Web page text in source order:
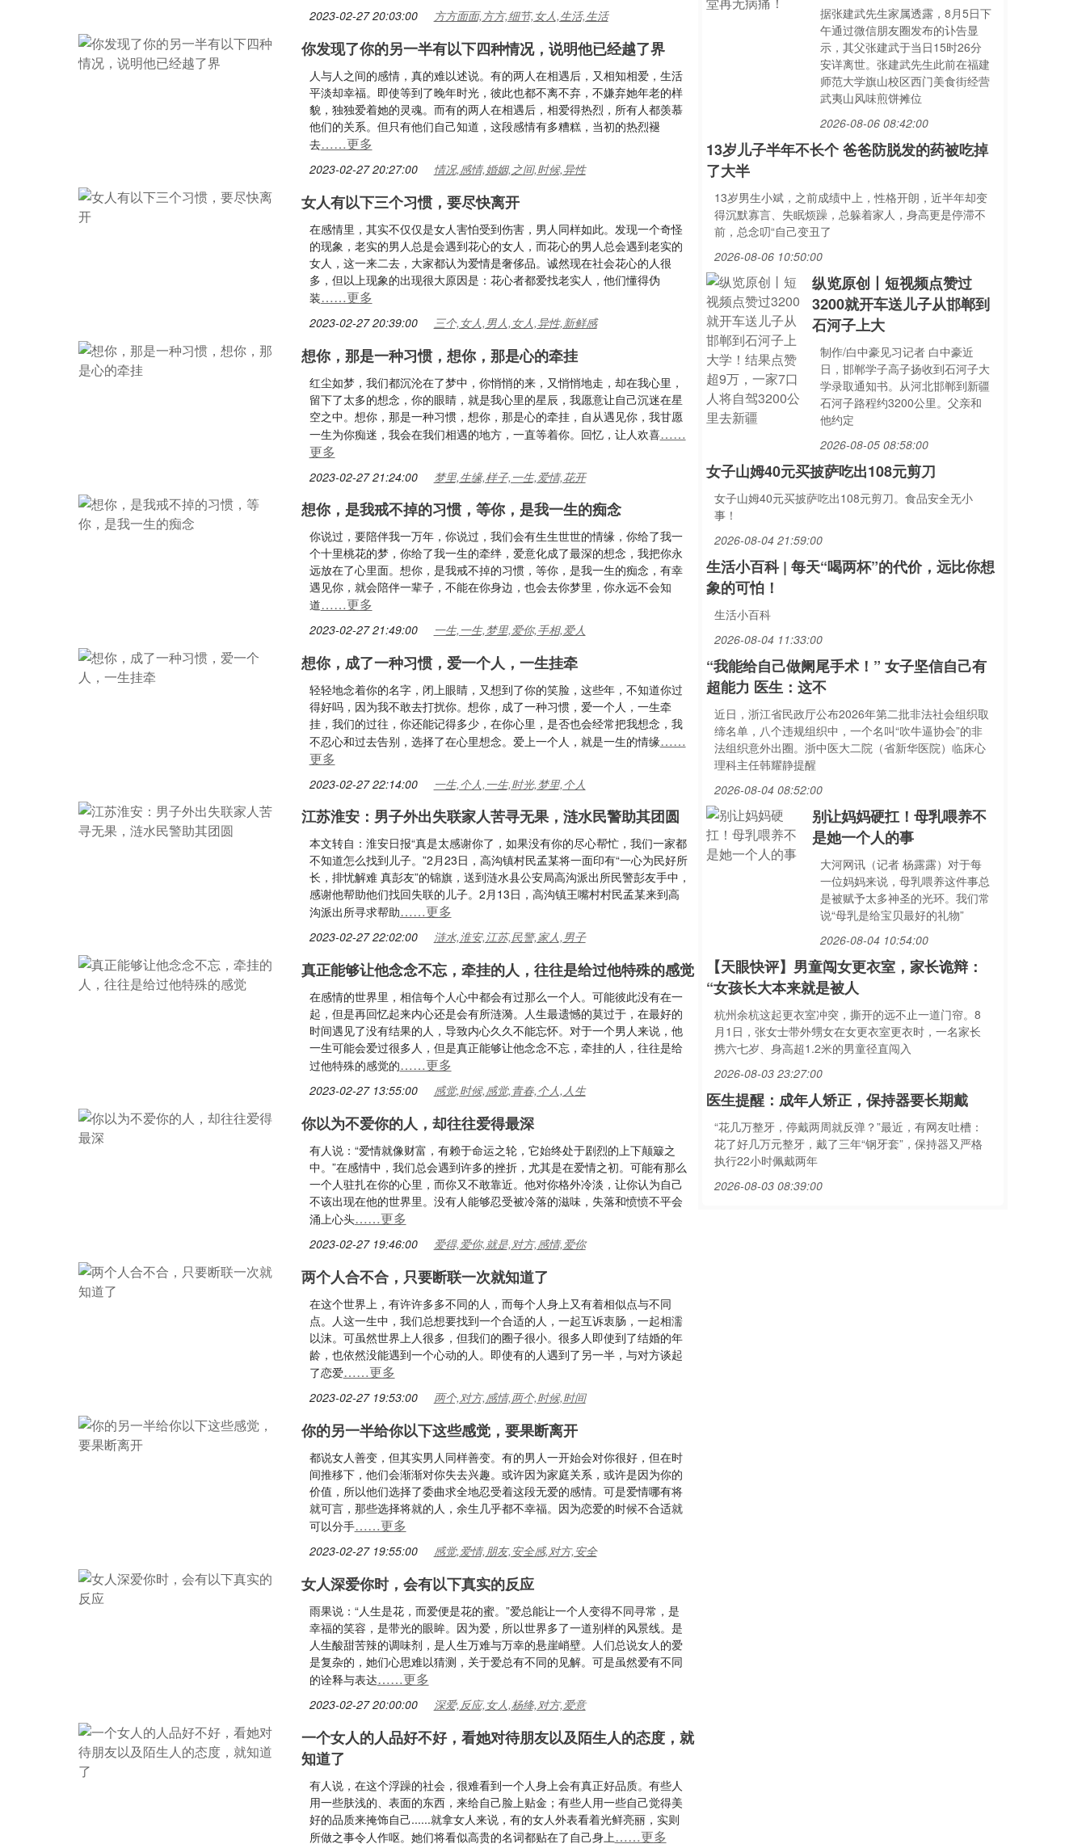
2023-02-27 20:03:00 方方面面,方方,细节,女人,生活,生活
你发现了你的另一半有以下四种情况，说明他已经越了界
人与人之间的感情，真的难以述说。有的两人在相遇后，又相知相爱，生活
平淡却幸福。即使等到了晚年时光，彼此也都不离不弃，不嫌弃她年老的样
貌，独独爱着她的灵魂。而有的两人在相遇后，相爱得热烈，所有人都羡慕
他们的关系。但只有他们自己知道，这段感情有多糟糕，当初的热烈褪
去……更多
2023-02-27 20:27:00 情况,感情,婚姻,之间,时候,异性
女人有以下三个习惯，要尽快离开
在感情里，其实不仅仅是女人害怕受到伤害，男人同样如此。发现一个奇怪
的现象，老实的男人总是会遇到花心的女人，而花心的男人总会遇到老实的
女人，这一来二去，大家都认为爱情是奢侈品。诚然现在社会花心的人很
多，但以上现象的出现很大原因是：花心者都爱找老实人，他们懂得伪
装……更多
2023-02-27 20:39:00 三个,女人,男人,女人,异性,新鲜感
想你，那是一种习惯，想你，那是心的牵挂
红尘如梦，我们都沉沦在了梦中，你悄悄的来，又悄悄地走，却在我心里，
留下了太多的想念，你的眼睛，就是我心里的星辰，我愿意让自己沉迷在星
空之中。想你，那是一种习惯，想你，那是心的牵挂，自从遇见你，我甘愿
一生为你痴迷，我会在我们相遇的地方，一直等着你。回忆，让人欢喜……
更多
2023-02-27 21:24:00 梦里,生缘,样子,一生,爱情,花开
想你，是我戒不掉的习惯，等你，是我一生的痴念
你说过，要陪伴我一万年，你说过，我们会有生生世世的情缘，你给了我一
个十里桃花的梦，你给了我一生的牵绊，爱意化成了最深的想念，我把你永
远放在了心里面。想你，是我戒不掉的习惯，等你，是我一生的痴念，有幸
遇见你，就会陪伴一辈子，不能在你身边，也会去你梦里，你永远不会知
道……更多
2023-02-27 21:49:00 一生,一生,梦里,爱你,手相,爱人
想你，成了一种习惯，爱一个人，一生挂牵
轻轻地念着你的名字，闭上眼睛，又想到了你的笑脸，这些年，不知道你过
得好吗，因为我不敢去打扰你。想你，成了一种习惯，爱一个人，一生牵
挂，我们的过往，你还能记得多少，在你心里，是否也会经常把我想念，我
不忍心和过去告别，选择了在心里想念。爱上一个人，就是一生的情缘……
更多
2023-02-27 22:14:00 一生,个人,一生,时光,梦里,个人
江苏淮安：男子外出失联家人苦寻无果，涟水民警助其团圆
本文转自：淮安日报“真是太感谢你了，如果没有你的尽心帮忙，我们一家都
不知道怎么找到儿子。”2月23日，高沟镇村民孟某将一面印有“一心为民好所
长，排忧解难 真彭友”的锦旗，送到涟水县公安局高沟派出所民警彭友手中，
感谢他帮助他们找回失联的儿子。2月13日，高沟镇王嘴村村民孟某来到高
沟派出所寻求帮助……更多
2023-02-27 22:02:00 涟水,淮安,江苏,民警,家人,男子
真正能够让他念念不忘，牵挂的人，往往是给过他特殊的感觉
在感情的世界里，相信每个人心中都会有过那么一个人。可能彼此没有在一
起，但是再回忆起来内心还是会有所涟漪。人生最遗憾的莫过于，在最好的
时间遇见了没有结果的人，导致内心久久不能忘怀。对于一个男人来说，他
一生可能会爱过很多人，但是真正能够让他念念不忘，牵挂的人，往往是给
过他特殊的感觉的……更多
2023-02-27 13:55:00 感觉,时候,感觉,青春,个人,人生
你以为不爱你的人，却往往爱得最深
有人说：“爱情就像财富，有赖于命运之轮，它始终处于剧烈的上下颠簸之
中。”在感情中，我们总会遇到许多的挫折，尤其是在爱情之初。可能有那么
一个人驻扎在你的心里，而你又不敢靠近。他对你格外冷淡，让你认为自己
不该出现在他的世界里。没有人能够忍受被冷落的滋味，失落和愤愤不平会
涌上心头……更多
2023-02-27 19:46:00 爱得,爱你,就是,对方,感情,爱你
两个人合不合，只要断联一次就知道了
在这个世界上，有许许多多不同的人，而每个人身上又有着相似点与不同
点。人这一生中，我们总想要找到一个合适的人，一起互诉衷肠，一起相濡
以沫。可虽然世界上人很多，但我们的圈子很小。很多人即使到了结婚的年
龄，也依然没能遇到一个心动的人。即使有的人遇到了另一半，与对方谈起
了恋爱……更多
2023-02-27 19:53:00 两个,对方,感情,两个,时候,时间
你的另一半给你以下这些感觉，要果断离开
都说女人善变，但其实男人同样善变。有的男人一开始会对你很好，但在时
间推移下，他们会渐渐对你失去兴趣。或许因为家庭关系，或许是因为你的
价值，所以他们选择了委曲求全地忍受着这段无爱的感情。可是爱情哪有将
就可言，那些选择将就的人，余生几乎都不幸福。因为恋爱的时候不合适就
可以分手……更多
2023-02-27 19:55:00 感觉,爱情,朋友,安全感,对方,安全
女人深爱你时，会有以下真实的反应
雨果说：“人生是花，而爱便是花的蜜。”爱总能让一个人变得不同寻常，是
幸福的笑容，是带光的眼眸。因为爱，所以世界多了一道别样的风景线。是
人生酸甜苦辣的调味剂，是人生万难与万幸的悬崖峭壁。人们总说女人的爱
是复杂的，她们心思难以猜测，关于爱总有不同的见解。可是虽然爱有不同
的诠释与表达……更多
2023-02-27 20:00:00 深爱,反应,女人,杨绛,对方,爱意
一个女人的人品好不好，看她对待朋友以及陌生人的态度，就
知道了
有人说，在这个浮躁的社会，很难看到一个人身上会有真正好品质。有些人
用一些肤浅的、表面的东西，来给自己脸上贴金；有些人用一些自己觉得美
好的品质来掩饰自己......就拿女人来说，有的女人外表看着光鲜亮丽，实则
所做之事令人作呕。她们将看似高贵的名词都贴在了自己身上……更多
据张建武先生家属透露，8月5日下
午通过微信朋友圈发布的讣告显
示，其父张建武于当日15时26分
安详离世。张建武先生此前在福建
师范大学旗山校区西门美食街经营
武夷山风味煎饼摊位
2026-08-06 08:42:00
13岁儿子半年不长个 爸爸防脱发的药被吃掉
了大半
13岁男生小斌，之前成绩中上，性格开朗，近半年却变
得沉默寡言、失眠烦躁，总躲着家人，身高更是停滞不
前，总念叨“自己变丑了
2026-08-06 10:50:00
纵览原创丨短视频点赞过
3200就开车送儿子从邯郸到
石河子上大
制作/白中豪见习记者 白中豪近
日，邯郸学子高子扬收到石河子大
学录取通知书。从河北邯郸到新疆
石河子路程约3200公里。父亲和
他约定
2026-08-05 08:58:00
女子山姆40元买披萨吃出108元剪刀
女子山姆40元买披萨吃出108元剪刀。食品安全无小
事！
2026-08-04 21:59:00
生活小百科 | 每天“喝两杯”的代价，远比你想
象的可怕！
生活小百科
2026-08-04 11:33:00
“我能给自己做阑尾手术！” 女子坚信自己有
超能力 医生：这不
近日，浙江省民政厅公布2026年第二批非法社会组织取
缔名单，八个违规组织中，一个名叫“吹牛逼协会”的非
法组织意外出圈。浙中医大二院（省新华医院）临床心
理科主任韩耀静提醒
2026-08-04 08:52:00
别让妈妈硬扛！母乳喂养不
是她一个人的事
大河网讯（记者 杨露露）对于每
一位妈妈来说，母乳喂养这件事总
是被赋予太多神圣的光环。我们常
说“母乳是给宝贝最好的礼物”
2026-08-04 10:54:00
【天眼快评】男童闯女更衣室，家长诡辩：
“女孩长大本来就是被人
杭州余杭这起更衣室冲突，撕开的远不止一道门帘。8
月1日，张女士带外甥女在女更衣室更衣时，一名家长
携六七岁、身高超1.2米的男童径直闯入
2026-08-03 23:27:00
医生提醒：成年人矫正，保持器要长期戴
“花几万整牙，停戴两周就反弹？”最近，有网友吐槽：
花了好几万元整牙，戴了三年“钢牙套”，保持器又严格
执行22小时佩戴两年
2026-08-03 08:39:00